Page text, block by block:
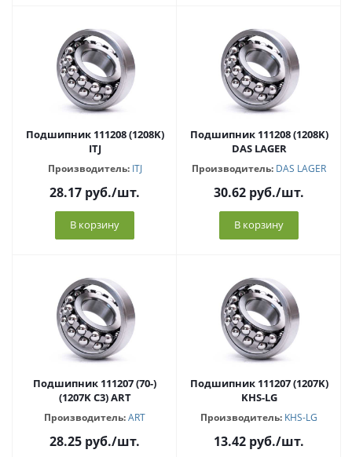
Подшипник 111208 (1208K)
ITJ
Производитель: ITJ
28.17 руб./шт.
В корзину
Подшипник 111208 (1208K)
DAS LAGER
Производитель: DAS LAGER
30.62 руб./шт.
В корзину
Подшипник 111207 (70-)
(1207K C3) ART
Производитель:ART
28.25 руб./шт.
Подшипник 111207 (1207K)
KHS-LG
Производитель: KHS-LG
13.42 руб./шт.